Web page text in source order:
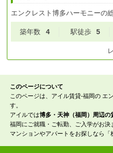
エンクレスト博多ハーモニーの
築年数 4 駅徒歩 5
このページについて
このページは、アイル賃貸-福岡の エ
す。
アイルでは博多・天神（福岡）周辺の
福岡にご就職・ご転勤、ご入学がお
マンションやアパートをお探しなら「